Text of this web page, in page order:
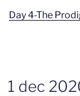
Day 4-The
GEPLAATST
OP
1 dec